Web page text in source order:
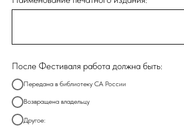
После Фестиваля работа должна быть:
Передана в библиотеку СА России
Возвращена владельцу
Другое: